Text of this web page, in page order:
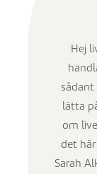
Hej
lätta
om
det
Sarah